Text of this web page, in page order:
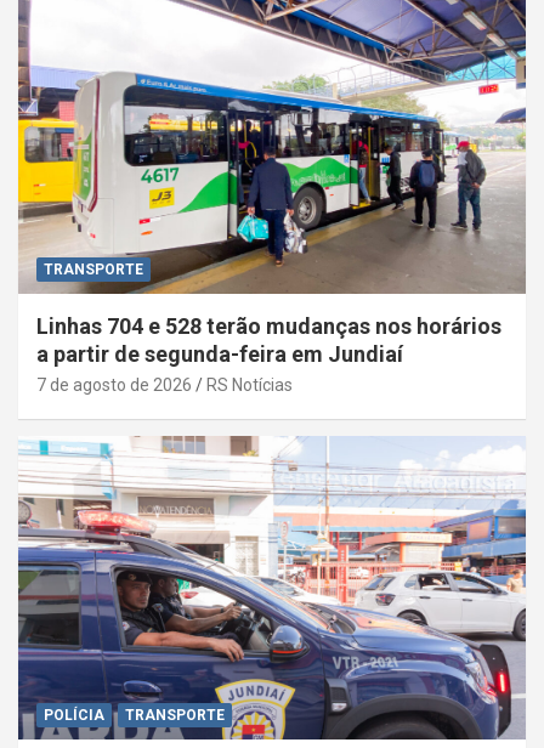
TRANSPORTE
Linhas 704 e 528 terão mudanças nos horários
a partir de segunda-feira em Jundiaí
7 de agosto de 2026 RS Notícias
POLÍCIA TRANSPORTE